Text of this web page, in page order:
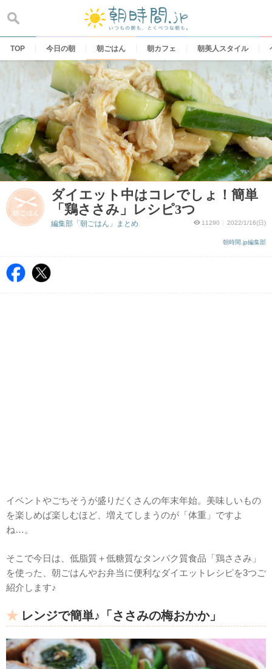
content
TOP 今日の朝 朝ごはん 朝カフェ 朝美人スタイル
ダイエット中はコレでしょ！簡単
「鶏ささみ」レシピ3つ
11290 2022/1/16(日)
朝時間.jp編集部
編集部「朝ごはん」まとめ
イベントやごちそうが盛りだくさんの年末年始。美味しいもの
を楽しめば楽しむほど、増えてしまうのが「体重」ですよ
ね…。
そこで今日は、低脂質＋低糖質なタンパク質食品「鶏ささみ」
を使った、朝ごはんやお弁当に便利なダイエットレシピを3つご
紹介します♪
レンジで簡単♪「ささみの梅おかか」